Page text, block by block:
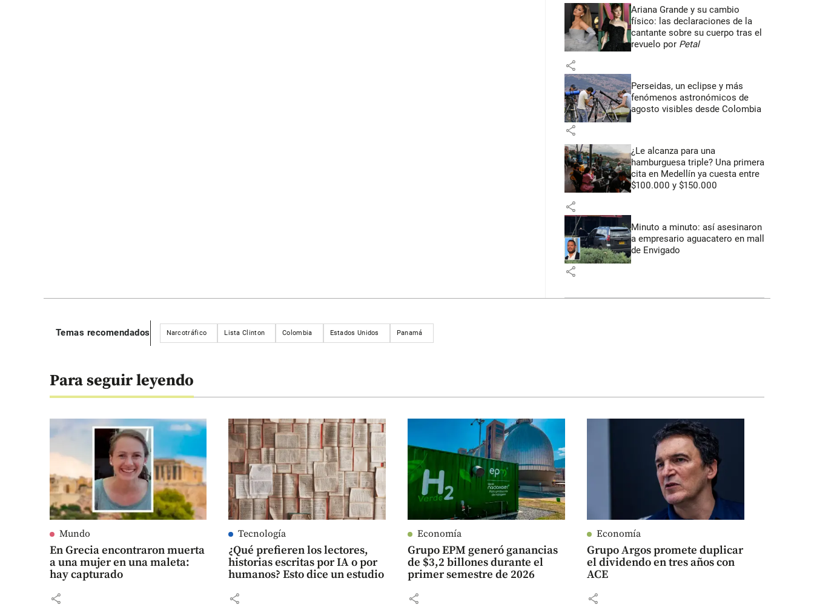
Ariana Grande y su cambio
físico: las declaraciones de la
cantante sobre su cuerpo tras el
revuelo por Petal
share
Perseidas, un eclipse y más
fenómenos astronómicos de
agosto visibles desde Colombia
share
¿Le alcanza para una
hamburguesa triple? Una primera
cita en Medellín ya cuesta entre
$100.000 y $150.000
share
Minuto a minuto: así asesinaron
a empresario aguacatero en mall
de Envigado
share
Temas recomendados Narcotráfico Lista Clinton Colombia Estados Unidos Panamá
Para seguir leyendo
Mundo
En Grecia encontraron muerta
a una mujer en una maleta:
hay capturado
share
Tecnología
¿Qué prefieren los lectores,
historias escritas por IA o por
humanos? Esto dice un estudio
share
Economía
Grupo EPM generó ganancias
de $3,2 billones durante el
primer semestre de 2026
share
Economía
Grupo Argos promete duplicar
el dividendo en tres años con
ACE
share